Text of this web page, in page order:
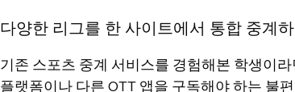
다양한 리그를 한 사이트에서 통합 중계
기존 스포츠 중계 서비스를 경험해본 학생이
플랫폼이나 다른 OTT 앱을 구독해야 하는 불